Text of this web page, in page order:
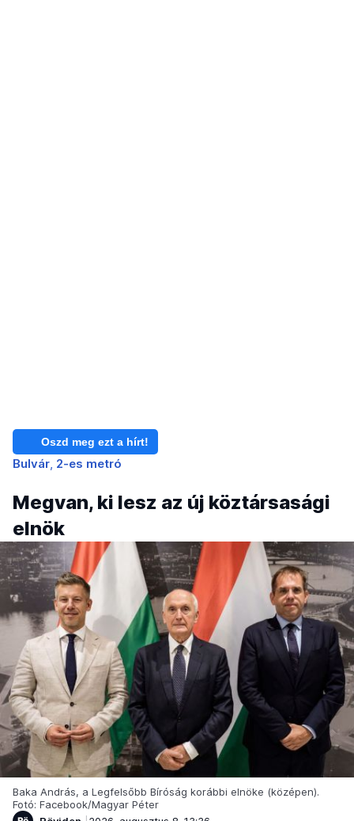
Oszd meg ezt a hírt!
Bulvár 2-es metró
Megvan, ki lesz az új köztársasági
elnök
Baka András, a Legfelsőbb Bíróság korábbi elnöke (középen).
Fotó: Facebook/Magyar Péter